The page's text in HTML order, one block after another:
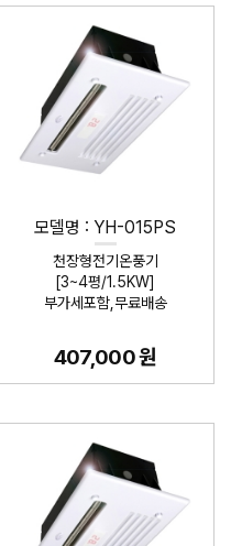
모델명 : YH-015PS
천장형전기온풍기
[3~4평/1.5KW]
부가세포함,무료배송
407,000 원